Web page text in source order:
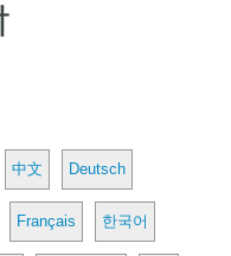
中文 Deutsch
Français 한국어